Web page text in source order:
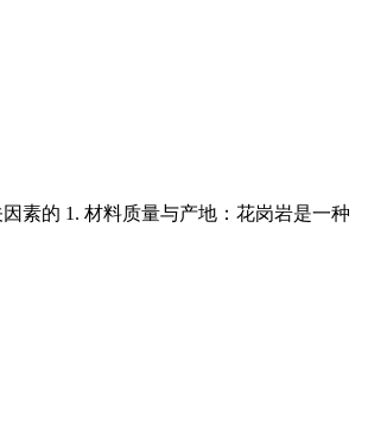
素的 1. 材料质量与产地：花岗岩是一种